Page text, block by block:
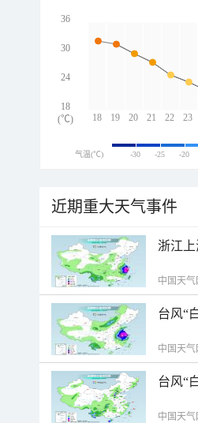
18 19 20 21 22 23
36
30
24
18
(℃)
气温(℃) -30 -25 -20
近期重大天气事件
浙江
中国天气
台风“
中国天气
台风“
中国天气